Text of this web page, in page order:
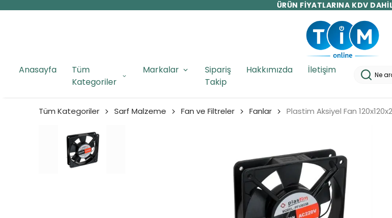
10.000 TL ÜZERİ ÜCRETSİZ
Anasayfa
Tüm
Kategoriler
Markalar
Sipariş
Takip
Hakkımızda İletişim
Tüm Kategoriler Sarf Malzeme Fan ve Filtreler Fanlar Plastim Aksiyel Fan